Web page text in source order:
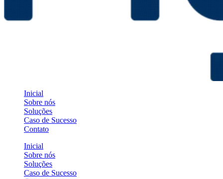
Inicial
Sobre nós
Soluções
Caso de Sucesso
Contato
Inicial
Sobre nós
Soluções
Caso de Sucesso